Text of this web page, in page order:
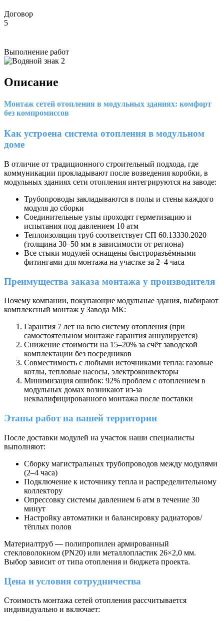
Договор
5
Выполнение работ
Описание
Монтаж сетей отопления в модульных зданиях: комфорт
без компромиссов
Как устроена система отопления в модульном
доме
В отличие от традиционного строительный подхода, где
коммуникации прокладывают после возведения коробки, в
модульных зданиях сети отопления интегрируются на заводе:
Трубопроводы закладываются в полы и стены каждого
модуля до сборки
Соединительные узлы проходят герметизацию и
испытания под давлением 10 атм
Теплоизоляция труб соответствует СП 60.13330.2020
(толщина 30–50 мм в зависимости от региона)
Все стыки модулей оснащены быстроразъёмными
фитингами для монтажа на участке за 2–4 часа
Преимущества заказа монтажа у производителя
Почему компании, покупающие модульные здания, выбирают
комплексный монтаж у Завода МК:
Гарантия 7 лет на всю систему отопления (при
самостоятельном монтаже гарантия аннулируется)
Снижение стоимости на 15–20% за счёт заводской
комплектации без посредников
Совместимость с любыми источниками тепла: газовые
котлы, тепловые насосы, электроконвекторы
Минимизация ошибок: 92% проблем с отоплением в
модульных домах возникают из-за
неквалифицированного монтажа после поставки
Этапы работ на вашей территории
После доставки модулей на участок наши специалисты
выполняют:
Сборку магистральных трубопроводов между модулями
(2–4 часа)
Подключение к источнику тепла и распределительному
коллектору
Опрессовку системы давлением 6 атм в течение 30
минут
Настройку автоматики и балансировку радиаторов/
тёплых полов
Материалтруб — полипропилен армированный
стекловолокном (PN20) или металлопластик 26×2,0 мм.
Выбор зависит от типа отопления и бюджета проекта.
Цена и условия сотрудничества
Стоимость монтажа сетей отопления рассчитывается
индивидуально и включает: